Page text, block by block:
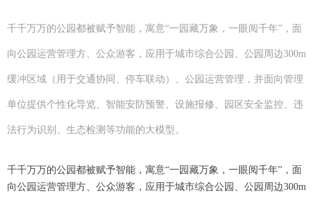
千千万万的公园都被赋予智能，寓意“一园藏万象，一眼阅千年”，面
向公园运营管理方、公众游客，应用于城市综合公园、公园周边300m
缓冲区域（用于交通协同、停车联动）、公园运营管理，并面向管理
单位提供个性化导览、智能安防预警、设施报修、园区安全监控、违
法行为识别、生态检测等功能的大模型。
千千万万的公园都被赋予智能，寓意“一园藏万象，一眼阅千年”，面
向公园运营管理方、公众游客，应用于城市综合公园、公园周边300m